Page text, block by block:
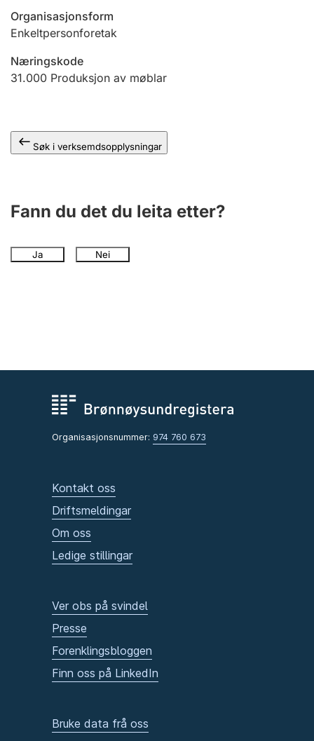
Ektepaktrettleiaren
Andre tema
Organisasjonsform
Enkeltpersonforetak
Næringskode
31.000 Produksjon av møblar
Søk i verksemdsopplysningar
Fann du det du leita etter?
Ja Nei
Organisasjonsnummer: 974 760 673
Kontakt oss
Driftsmeldingar
Om oss
Ledige stillingar
Ver obs på svindel
Presse
Forenklingsbloggen
Finn oss på LinkedIn
Bruke data frå oss